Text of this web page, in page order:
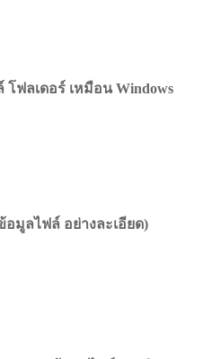
ฟลเดอร์ เหมือน Windows
อมูลไฟล์ อย่างละเอียด)